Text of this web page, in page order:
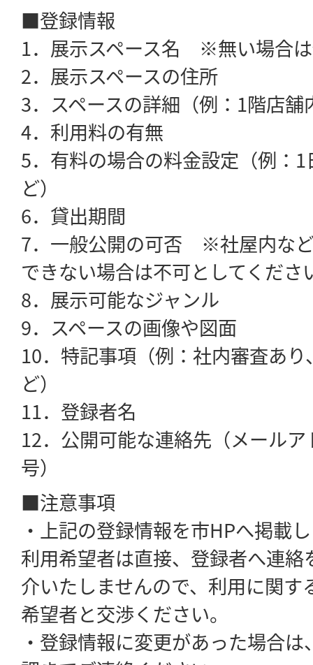
■登録情報
1．展示スペース名 ※無い場合
2．展示スペースの住所
3．スペースの詳細（例：1階店
4．利用料の有無
5．有料の場合の料金設定（例：
ど）
6．貸出期間
7．一般公開の可否 ※社屋内な
できない場合は不可としてくださ
8．展示可能なジャンル
9．スペースの画像や図面
10．特記事項（例：社内審査あ
ど）
11．登録者名
12．公開可能な連絡先（メール
号）
■注意事項
・上記の登録情報を市HPへ掲載
利用希望者は直接、登録者へ連絡
介いたしませんので、利用に関す
希望者と交渉ください。
・登録情報に変更があった場合